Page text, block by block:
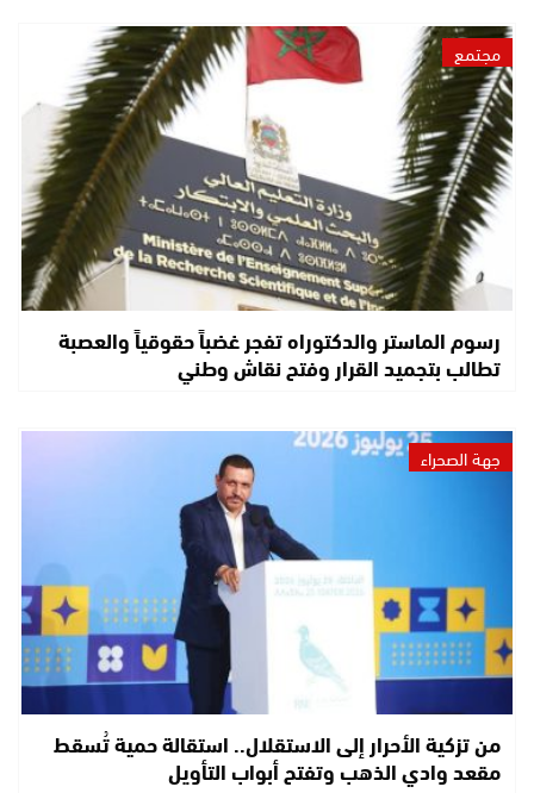
مجتمع
رسوم الماستر والدكتوراه تفجر غضباً حقوقياً والعصبة
تطالب بتجميد القرار وفتح نقاش وطني
جهة الصحراء
من تزكية الأحرار إلى الاستقلال.. استقالة حمية تُسقط
مقعد وادي الذهب وتفتح أبواب التأويل